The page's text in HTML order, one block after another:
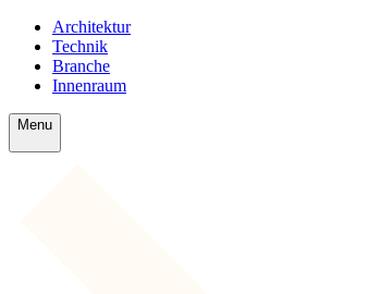
Architektur
Technik
Branche
Innenraum
Menu